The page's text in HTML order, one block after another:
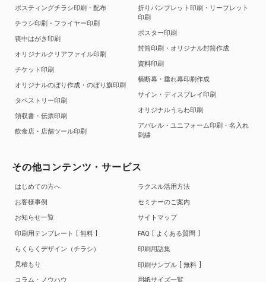
ポスティングチラシ印刷・配布
チラシ印刷・フライヤー印刷
喪中はがき印刷
オリジナルクリアファイル印刷
チケット印刷
オリジナルのぼり作成・のぼり旗印刷
タペストリー印刷
領収書・伝票印刷
飲食店・店舗ツール印刷
折りパンフレット印刷・リーフレット
印刷
ポスター印刷
封筒印刷・オリジナル封筒作成
資料印刷
横断幕・垂れ幕印刷作成
サイン・ディスプレイ印刷
オリジナルうちわ印刷
アパレル・ユニフォーム印刷・名入れ
刺繍
その他コンテンツ・サービス
はじめての方へ
お客様事例
お知らせ一覧
印刷用テンプレート
無料
らくらくデザイン（チラシ）
見積もり
コラム・ノウハウ
ラクスル活用方法
セミナーのご案内
サイトマップ
FAQ
よくある質問
印刷用語集
印刷サンプル
無料
用紙サイズ一覧